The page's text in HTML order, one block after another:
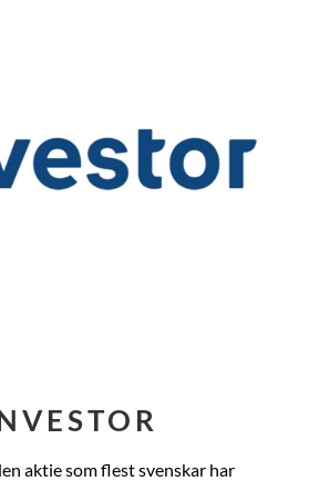
aktie som flest svenskar har